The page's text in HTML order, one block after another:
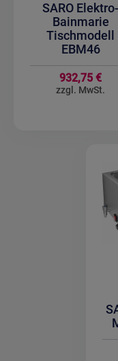
SARO Elektro-
Bainmarie
Tischmodell
EBM46
932,75 €